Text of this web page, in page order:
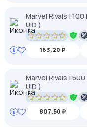
Marvel Rivals |
UID )
163,20 ₽
Marvel Rivals |
UID )
807,50 ₽